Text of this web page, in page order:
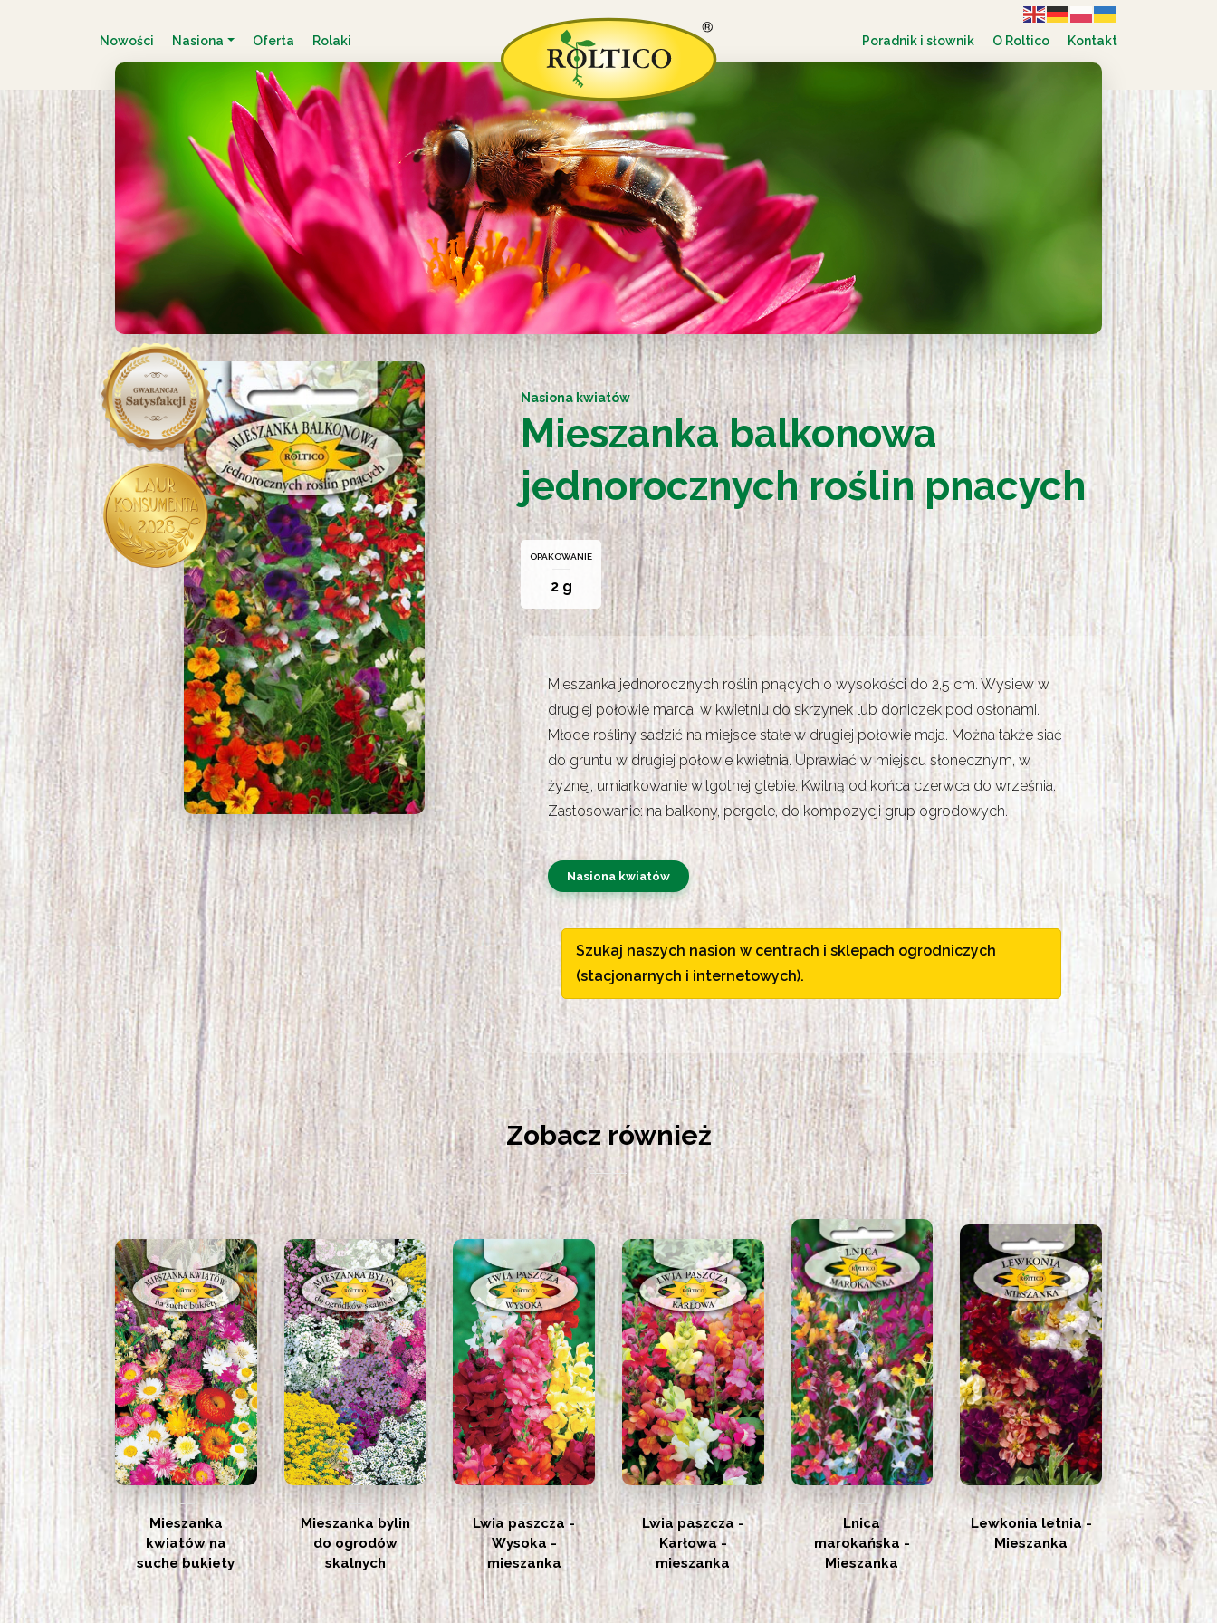
Nowości Nasiona Oferta Rolaki Poradnik i słownik O Roltico Kontakt
Nasiona kwiatów
Mieszanka balkonowa
jednorocznych roślin pnacych
OPAKOWANIE
2 g
Mieszanka jednorocznych roślin pnących o wysokości do 2,5 cm. Wysiew w
drugiej połowie marca, w kwietniu do skrzynek lub doniczek pod osłonami.
Młode rośliny sadzić na miejsce stałe w drugiej połowie maja. Można także siać
do gruntu w drugiej połowie kwietnia. Uprawiać w miejscu słonecznym, w
żyznej, umiarkowanie wilgotnej glebie. Kwitną od końca czerwca do września.
Zastosowanie: na balkony, pergole, do kompozycji grup ogrodowych.
Nasiona kwiatów
Szukaj naszych nasion w centrach i sklepach ogrodniczych
(stacjonarnych i internetowych).
Zobacz również
Mieszanka
kwiatów na
suche bukiety
Mieszanka bylin
do ogrodów
skalnych
Lwia paszcza -
Wysoka -
mieszanka
Lwia paszcza -
Karłowa -
mieszanka
Lnica
marokańska -
Mieszanka
Lewkonia letnia -
Mieszanka